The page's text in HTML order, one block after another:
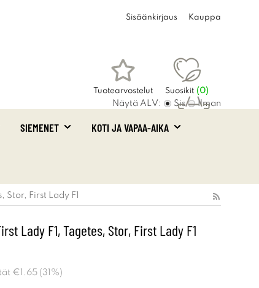
Sisäänkirjaus Kauppa
Tuotearvostelut Suosikit (0)
Ostoskori
Näytä ALV: Sis Ilman
SIEMENET KOTI JA VAPAA-AIKA
Stor, First Lady F1
Lady F1, Tagetes, Stor, First Lady F1
€1.65 ( 31 %)